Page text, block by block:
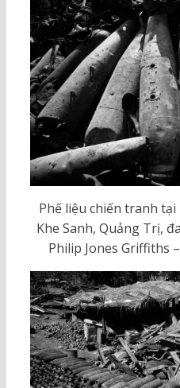
Phế liệu chiến tranh
Khe Sanh, Quảng Trị,
Philip Jones Griffiths